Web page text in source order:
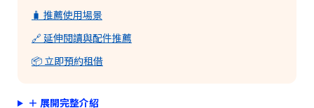
🧳 推薦使用場景
🔗 延伸閱讀與配件推薦
📦 立即預約租借
＋ 展開完整介紹